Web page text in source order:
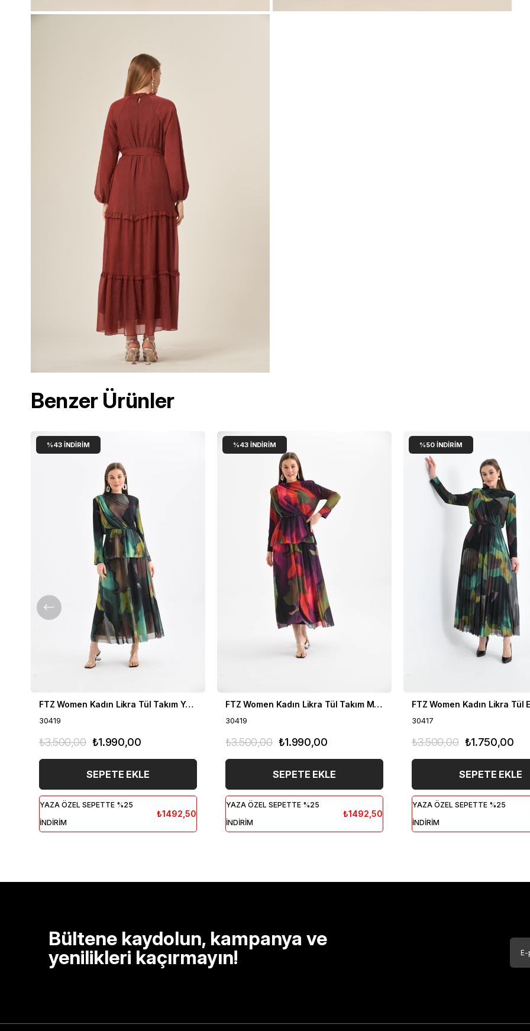
Benzer Ürünler
FTZ Women Kadın Likra Tül Takım Yeşil 30419
30419
₺1.990,00
₺3.500,00
SEPETE EKLE
YAZA ÖZEL SEPETTE %25
İNDİRİM
₺1492,50
%43 İNDIRIM
FTZ Women Kadın Likra Tül Takım Mor 30419
30419
₺1.990,00
₺3.500,00
SEPETE EKLE
YAZA ÖZEL SEPETTE %25
İNDİRİM
₺1492,50
%43 İNDIRIM
30417
₺1.750,00
₺3.500,00
SEPETE EKLE
YAZA ÖZEL SEPETTE %25
İNDİRİM
%50 İNDIRIM
Bültene kaydolun, kampanya ve
yenilikleri kaçırmayın!